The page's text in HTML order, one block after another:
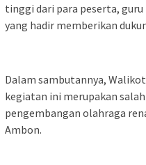
tinggi dari para peserta,
yang hadir memberikan
Dalam sambutannya,
kegiatan ini merupakan
pengembangan olahraga
Ambon.